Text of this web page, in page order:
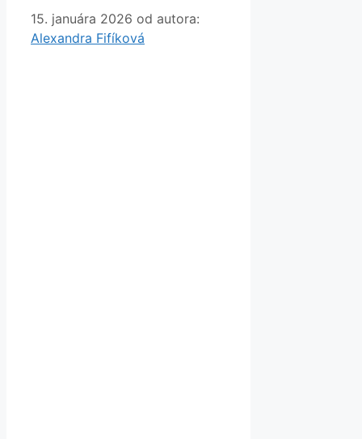
15. januára 2026 od autora:
Alexandra Fifíková